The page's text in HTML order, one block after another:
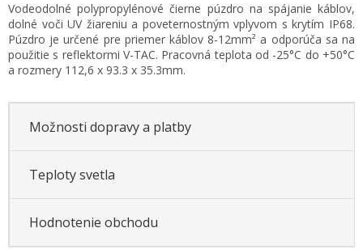
Vodeodolné polypropylénové čierne púzdro na spájanie káblov,
dolné voči UV žiareniu a poveternostným vplyvom s krytím IP68.
Púzdro je určené pre priemer káblov 8-12mm² a odporúča sa na
použitie s reflektormi V-TAC. Pracovná teplota od -25°C do +50°C
a rozmery 112,6 x 93.3 x 35.3mm.
Možnosti dopravy a platby
Teploty svetla
Hodnotenie obchodu